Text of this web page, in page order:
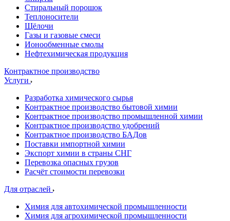
Стиральный порошок
Теплоносители
Щёлочи
Газы и газовые смеси
Ионообменные смолы
Нефтехимическая продукция
Контрактное производство
Услуги
Разработка химического сырья
Контрактное производство бытовой химии
Контрактное производство промышленной химии
Контрактное производство удобрений
Контрактное производство БАДов
Поставки импортной химии
Экспорт химии в страны СНГ
Перевозка опасных грузов
Расчёт стоимости перевозки
Для отраслей
Химия для автохимической промышленности
Химия для агрохимической промышленности